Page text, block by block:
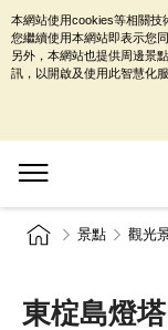
景點 觀光
東椗島燈塔
本網站使用cookies等相關技
您繼續使用本網站即表示您
另外，本網站也提供周邊景
訊，以開啟及使用此智慧化服